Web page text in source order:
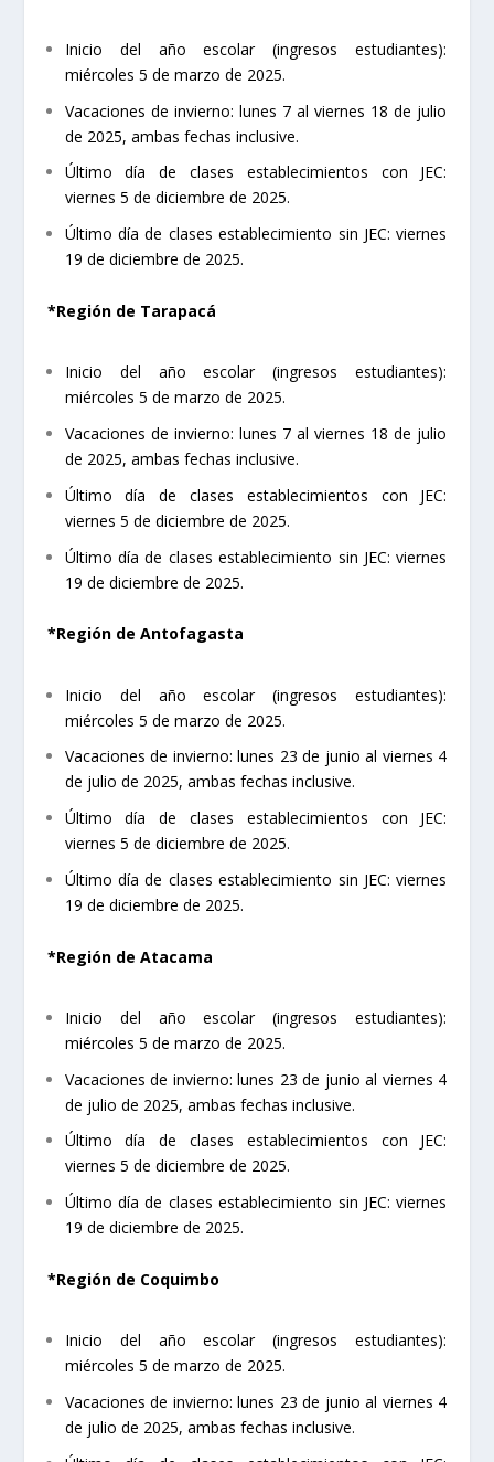
Inicio del año escolar (ingresos estudiantes):
miércoles 5 de marzo de 2025.
Vacaciones de invierno: lunes 7 al viernes 18 de julio
de 2025, ambas fechas inclusive.
Último día de clases establecimientos con JEC:
viernes 5 de diciembre de 2025.
Último día de clases establecimiento sin JEC: viernes
19 de diciembre de 2025.
*Región de Tarapacá
Inicio del año escolar (ingresos estudiantes):
miércoles 5 de marzo de 2025.
Vacaciones de invierno: lunes 7 al viernes 18 de julio
de 2025, ambas fechas inclusive.
Último día de clases establecimientos con JEC:
viernes 5 de diciembre de 2025.
Último día de clases establecimiento sin JEC: viernes
19 de diciembre de 2025.
*Región de Antofagasta
Inicio del año escolar (ingresos estudiantes):
miércoles 5 de marzo de 2025.
Vacaciones de invierno: lunes 23 de junio al viernes 4
de julio de 2025, ambas fechas inclusive.
Último día de clases establecimientos con JEC:
viernes 5 de diciembre de 2025.
Último día de clases establecimiento sin JEC: viernes
19 de diciembre de 2025.
*Región de Atacama
Inicio del año escolar (ingresos estudiantes):
miércoles 5 de marzo de 2025.
Vacaciones de invierno: lunes 23 de junio al viernes 4
de julio de 2025, ambas fechas inclusive.
Último día de clases establecimientos con JEC:
viernes 5 de diciembre de 2025.
Último día de clases establecimiento sin JEC: viernes
19 de diciembre de 2025.
*Región de Coquimbo
Inicio del año escolar (ingresos estudiantes):
miércoles 5 de marzo de 2025.
Vacaciones de invierno: lunes 23 de junio al viernes 4
de julio de 2025, ambas fechas inclusive.